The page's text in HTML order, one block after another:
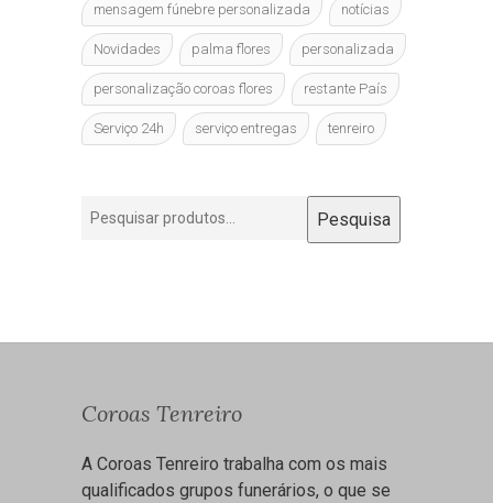
mensagem fúnebre personalizada notícias
Novidades palma flores personalizada
personalização coroas flores restante País
Serviço 24h serviço entregas tenreiro
Pesquisar
por:
Pesquisa
Coroas Tenreiro
A Coroas Tenreiro trabalha com os mais
qualificados grupos funerários, o que se